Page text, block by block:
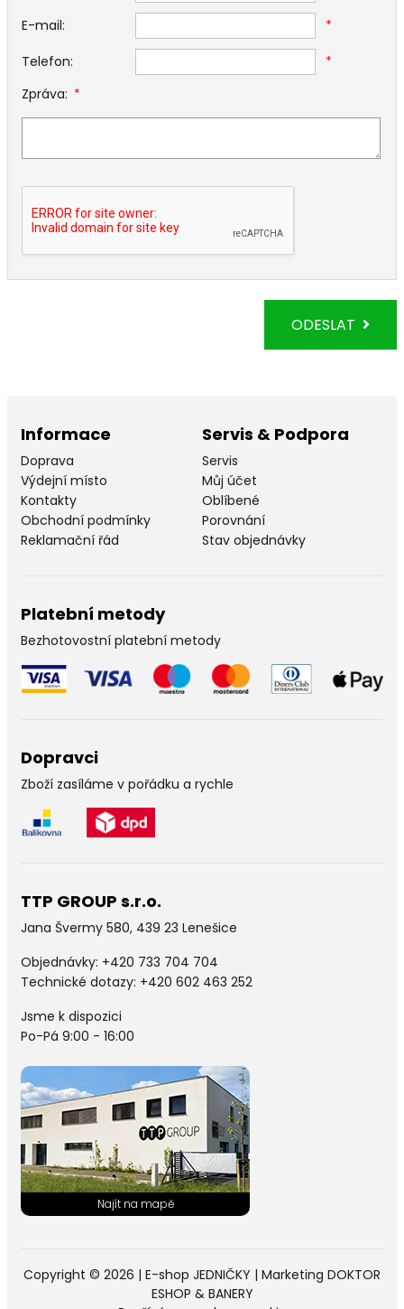
E-mail:
*
Telefon:
*
Zpráva: *
ODESLAT
Informace
Doprava
Výdejní místo
Kontakty
Obchodní podmínky
Reklamační řád
Servis & Podpora
Servis
Můj účet
Oblíbené
Porovnání
Stav objednávky
Platební metody
Bezhotovostní platební metody
Dopravci
Zboží zasíláme v pořádku a rychle
TTP GROUP s.r.o.
Jana Švermy 580, 439 23 Lenešice
Objednávky: +420 733 704 704
Technické dotazy: +420 602 463 252
Jsme k dispozici
Po-Pá 9:00 - 16:00
Copyright © 2026 | E-shop JEDNIČKY | Marketing DOKTOR
ESHOP & BANERY